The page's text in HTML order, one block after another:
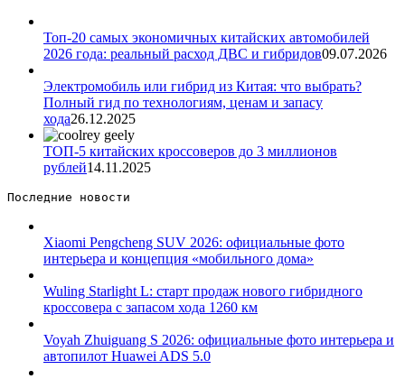
Топ-20 самых экономичных китайских автомобилей
2026 года: реальный расход ДВС и гибридов09.07.2026
Электромобиль или гибрид из Китая: что выбрать?
Полный гид по технологиям, ценам и запасу
хода26.12.2025
ТОП-5 китайских кроссоверов до 3 миллионов
рублей14.11.2025
Последние новости
Xiaomi Pengcheng SUV 2026: официальные фото
интерьера и концепция «мобильного дома»
Wuling Starlight L: старт продаж нового гибридного
кроссовера с запасом хода 1260 км
Voyah Zhuiguang S 2026: официальные фото интерьера и
автопилот Huawei ADS 5.0